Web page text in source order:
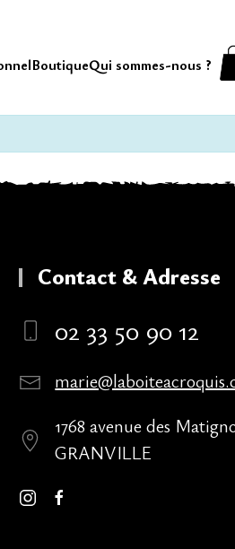
BoutiqueQui sommes-nous ?
Contact & Adresse
02 33 50 90 12
1768 avenue des
GRANVILLE